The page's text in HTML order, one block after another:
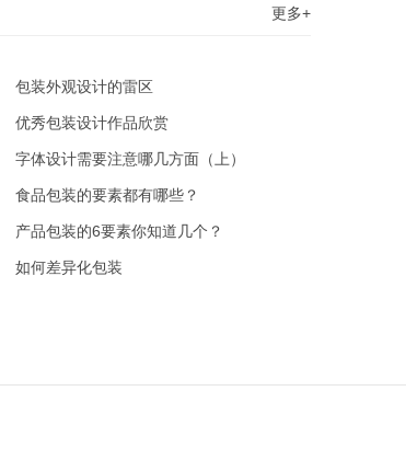
更多+
包装外观设计的雷区
优秀包装设计作品欣赏
字体设计需要注意哪几方面（上）
食品包装的要素都有哪些？
产品包装的6要素你知道几个？
如何差异化包装